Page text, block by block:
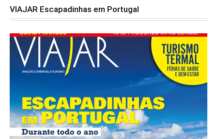
VIAJAR Escapadinhas em Portugal